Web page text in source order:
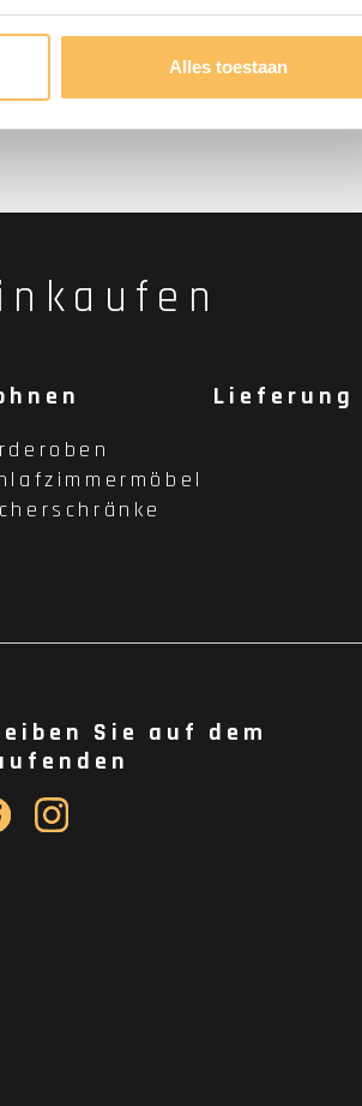
Alles toestaan
Lieferung
Sie auf dem